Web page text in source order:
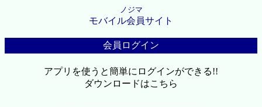
ノジマ
モバイル会員サイト
会員ログイン
アプリを使うと簡単にログインができる!!
ダウンロードはこちら